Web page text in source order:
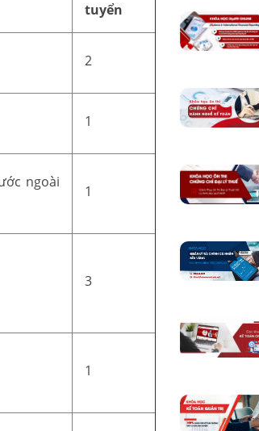
tuyển
2
1
ngoài
1
3
1